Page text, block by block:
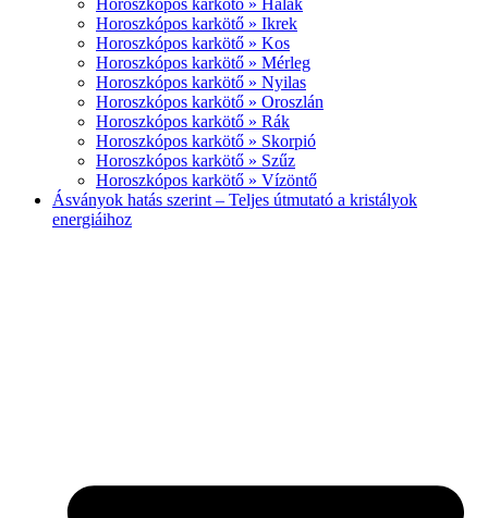
Horoszkópos karkötő » Ikrek
Horoszkópos karkötő » Kos
Horoszkópos karkötő » Mérleg
Horoszkópos karkötő » Nyilas
Horoszkópos karkötő » Oroszlán
Horoszkópos karkötő » Rák
Horoszkópos karkötő » Skorpió
Horoszkópos karkötő » Szűz
Horoszkópos karkötő » Vízöntő
Ásványok hatás szerint – Teljes útmutató a kristályok
energiáihoz